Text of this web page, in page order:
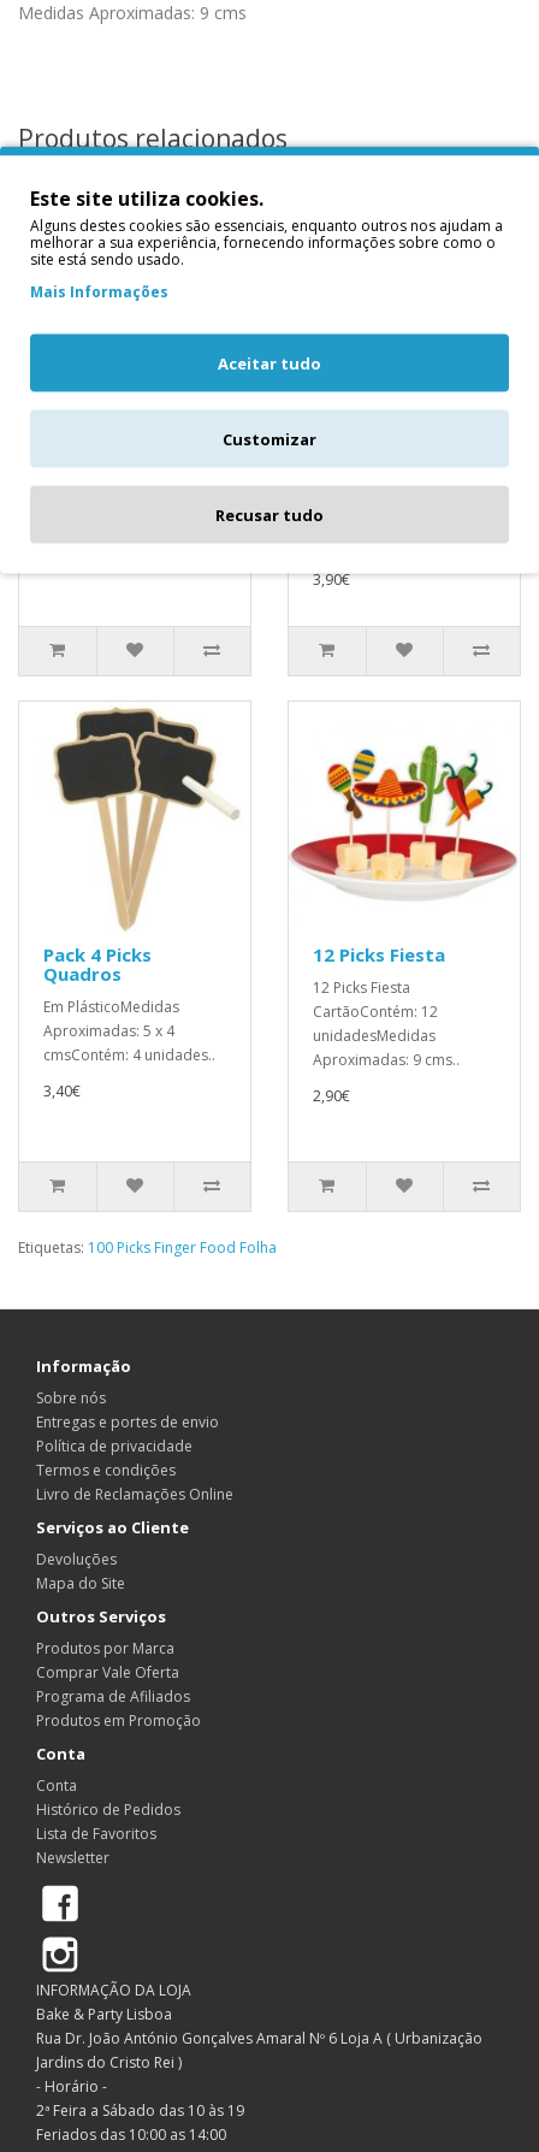
Medidas Aproximadas: 9 cms
Produtos relacionados
24 Picks Decoração
Cartão
24 Picks Chalkboard
unidadesMedidas
Aproximadas: 8,8 cms..
3,90€
Pack 4 Picks
Quadros
Em PlásticoMedidas
Aproximadas: 5 x 4
cmsContém: 4 unidades..
3,40€
12 Picks Fiesta
12 Picks Fiesta
CartãoContém: 12
unidadesMedidas
Aproximadas: 9 cms..
2,90€
Etiquetas: 100 Picks Finger Food Folha
Informação
Sobre nós
Entregas e portes de envio
Política de privacidade
Termos e condições
Livro de Reclamações Online
Serviços ao Cliente
Devoluções
Mapa do Site
Outros Serviços
Produtos por Marca
Comprar Vale Oferta
Programa de Afiliados
Produtos em Promoção
Conta
Conta
Histórico de Pedidos
Lista de Favoritos
Newsletter
INFORMAÇÃO DA LOJA
Bake & Party Lisboa
Rua Dr. João António Gonçalves Amaral Nº 6 Loja A ( Urbanização
Jardins do Cristo Rei )
- Horário -
2ª Feira a Sábado das 10 às 19
Feriados das 10:00 as 14:00
Este site utiliza cookies.
Alguns destes cookies são essenciais, enquanto outros nos ajudam a
melhorar a sua experiência, fornecendo informações sobre como o
site está sendo usado.
Mais Informações
Aceitar tudo
Customizar
Recusar tudo